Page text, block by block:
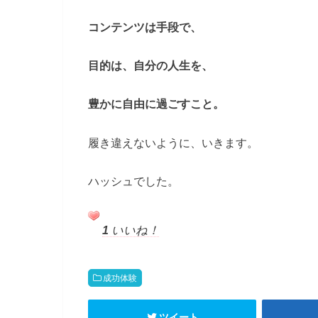
コンテンツは手段で、
目的は、自分の人生を、
豊かに自由に過ごすこと。
履き違えないように、いきます。
ハッシュでした。
1 いいね！
成功体験